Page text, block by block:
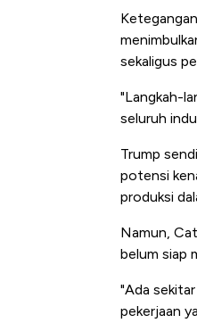
sekaligus
"Langkah-
seluruh
Trump
potensi
produksi
Namun,
belum siap
"Ada
pekerjaan